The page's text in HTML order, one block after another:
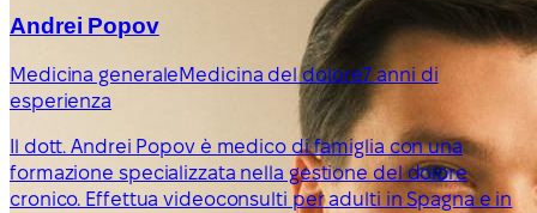
Andrei Popov
Medicina generaleMedicina del dolore7 anni di
esperienza
Il dott. Andrei Popov è medico di famiglia con una
formazione specializzata nella gestione del dolore
cronico. Effettua videoconsulti per adulti in Spagna e in